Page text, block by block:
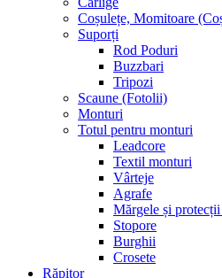
Coșulețe, Momitoare
Suporți
Rod Poduri
Buzzbari
Tripozi
Scaune (Fotolii)
Monturi
Totul pentru monturi
Leadcore
Textil monturi
Vârteje
Agrafe
Mărgele și
Stopore
Burghii
Crosete
Răpitor